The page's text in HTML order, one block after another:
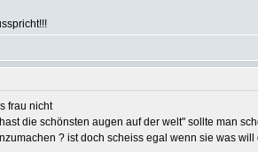
frau nicht
die schönsten augen auf der welt" sollte man
? ist doch scheiss egal wenn sie was